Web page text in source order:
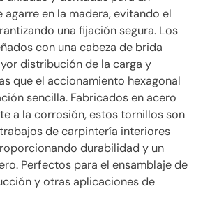
en la madera, evitando el
una fijación segura. Los
con una cabeza de brida
distribución de la carga y
que el accionamiento hexagonal
sencilla. Fabricados en acero
a la corrosión, estos tornillos son
de carpintería interiores
durabilidad y un
Perfectos para el ensamblaje de
y otras aplicaciones de